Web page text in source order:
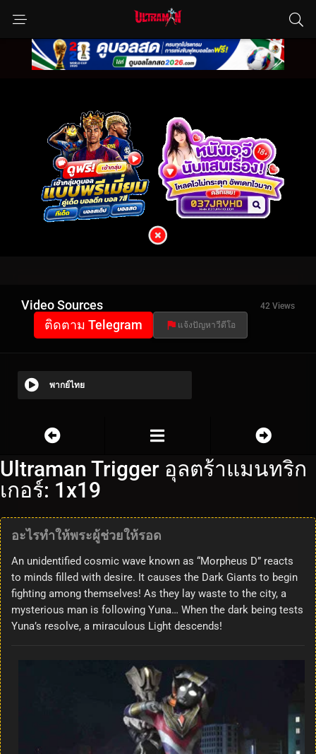
Video Sources 42 Views
ติดตาม Telegram แจ้งปัญหาวีดีโอ
พากย์ไทย
Ultraman Trigger อุลตร้าแมนทริก
เกอร์: 1x19
อะไรทำให้พระผู้ช่วยให้รอด
An unidentified cosmic wave known as “Morpheus D” reacts
to minds filled with desire. It causes the Dark Giants to begin
fighting among themselves! As they lay waste to the city, a
mysterious man is following Yuna… When the dark being tests
Yuna’s resolve, a miraculous Light descends!